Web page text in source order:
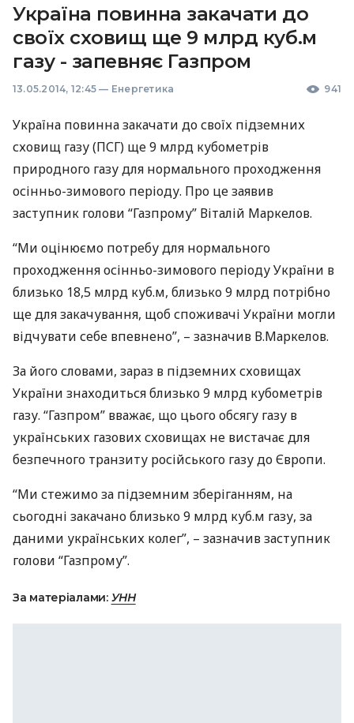
Україна повинна закачати до
своїх сховищ ще 9 млрд куб.м
газу - запевняє Газпром
13.05.2014, 12:45 — Енергетика 941
Україна повинна закачати до своїх підземних
сховищ газу (ПСГ) ще 9 млрд кубометрів
природного газу для нормального проходження
осінньо-зимового періоду. Про це заявив
заступник голови “Газпрому” Віталій Маркелов.
“Ми оцінюємо потребу для нормального
проходження осінньо-зимового періоду України в
близько 18,5 млрд куб.м, близько 9 млрд потрібно
ще для закачування, щоб споживачі України могли
відчувати себе впевнено”, – зазначив В.Маркелов.
За його словами, зараз в підземних сховищах
України знаходиться близько 9 млрд кубометрів
газу. “Газпром” вважає, що цього обсягу газу в
українських газових сховищах не вистачає для
безпечного транзиту російського газу до Європи.
“Ми стежимо за підземним зберіганням, на
сьогодні закачано близько 9 млрд куб.м газу, за
даними українських колег”, – зазначив заступник
голови “Газпрому”.
За матеріалами: УНН